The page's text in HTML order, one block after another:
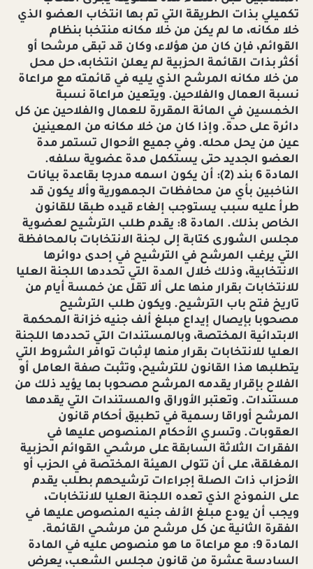
تكميلي بذات الطريقة التي تم بها انتخاب العضو الذي
خلا مكانه، ما لم يكن من خلا مكانه منتخبا بنظام
القوائم، فإن كان من هؤلاء، وكان قد تبقى مرشحا أو
أكثر بذات القائمة الحزبية لم يعلن انتخابه، حل محل
من خلا مكانه المرشح الذي يليه في قائمته مع مراعاة
نسبة العمال والفلاحين. ويتعين مراعاة نسبة
الخمسين في المائة المقررة للعمال والفلاحين عن كل
دائرة على حدة. وإذا كان من خلا مكانه من المعينين
عين من يحل محله. وفي جميع الأحوال تستمر مدة
العضو الجديد حتى يستكمل مدة عضوية سلفه.
المادة 6 بند (2): أن يكون اسمه مدرجا بقاعدة بيانات
الناخبين بأي من محافظات الجمهورية وألا يكون قد
طرأ عليه سبب يستوجب إلغاء قيده طبقا للقانون
الخاص بذلك. المادة 8: يقدم طلب الترشيح لعضوية
مجلس الشورى كتابة إلى لجنة الانتخابات بالمحافظة
التي يرغب المرشح في الترشيح في إحدى دوائرها
الانتخابية، وذلك خلال المدة التي تحددها اللجنة العليا
للانتخابات بقرار منها على ألا تقل عن خمسة أيام من
تاريخ فتح باب الترشيح. ويكون طلب الترشيح
مصحوبا بإيصال إيداع مبلغ ألف جنيه خزانة المحكمة
الابتدائية المختصة، وبالمستندات التي تحددها اللجنة
العليا للانتخابات بقرار منها لإثبات توافر الشروط التي
يتطلبها هذا القانون للترشيح، وتثبت صفة العامل أو
الفلاح بإقرار يقدمه المرشح مصحوبا بما يؤيد ذلك من
مستندات. وتعتبر الأوراق والمستندات التي يقدمها
المرشح أوراقا رسمية في تطبيق أحكام قانون
العقوبات. وتسري الأحكام المنصوص عليها في
الفقرات الثلاثة السابقة على مرشحي القوائم الحزبية
المغلقة، على أن تتولى الهيئة المختصة في الحزب أو
الأحزاب ذات الصلة إجراءات ترشيحهم بطلب يقدم
على النموذج الذي تعده اللجنة العليا للانتخابات،
ويجب أن يودع مبلغ الألف جنيه المنصوص عليها في
الفقرة الثانية عن كل مرشح من مرشحي القائمة.
المادة 9: مع مراعاة ما هو منصوص عليه في المادة
السادسة عشرة من قانون مجلس الشعب، يعرض